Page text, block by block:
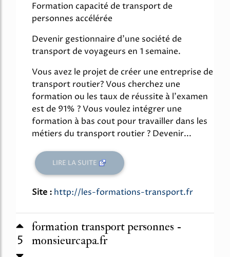
Formation capacité de transport de
personnes accélérée
Devenir gestionnaire d'une société de
transport de voyageurs en 1 semaine.
Vous avez le projet de créer une entreprise de
transport routier? Vous cherchez une
formation ou les taux de réussite à l'examen
est de 91% ? Vous voulez intégrer une
formation à bas cout pour travailler dans les
métiers du transport routier ? Devenir...
LIRE LA SUITE
Site : http://les-formations-transport.fr
5
formation transport personnes -
monsieurcapa.fr